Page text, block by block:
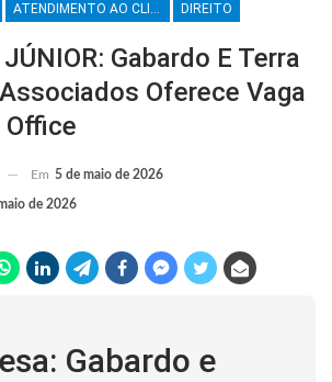
ATENDIMENTO AO CLIENTE DIREITO
Gabardo E Terra
Oferece Vaga
Office
Em 5 de maio de 2026
de 2026
Gabardo e